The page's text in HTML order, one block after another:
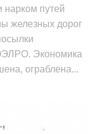
путей
железных дорог
Экономика
ограблена...